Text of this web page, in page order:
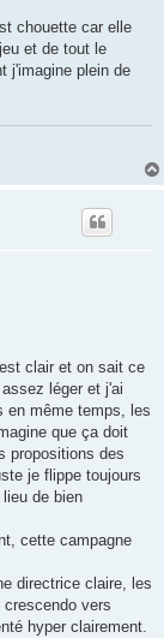
chouette car elle
et de tout le
j'imagine plein de
clair et on sait ce
léger et j'ai
en même temps, les
que ça doit
propositions des
je flippe toujours
de bien
cette campagne
directrice claire, les
vers
hyper clairement.